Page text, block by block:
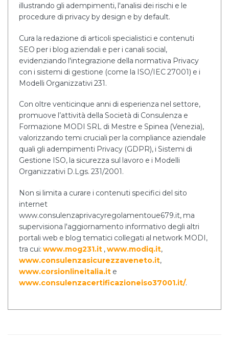
illustrando gli adempimenti, l'analisi dei rischi e le
procedure di privacy by design e by default.
Cura la redazione di articoli specialistici e contenuti
SEO per i blog aziendali e per i canali social,
evidenziando l'integrazione della normativa Privacy
con i sistemi di gestione (come la ISO/IEC 27001) e i
Modelli Organizzativi 231.
Con oltre venticinque anni di esperienza nel settore,
promuove l’attività della Società di Consulenza e
Formazione MODI SRL di Mestre e Spinea (Venezia),
valorizzando temi cruciali per la compliance aziendale
quali gli adempimenti Privacy (GDPR), i Sistemi di
Gestione ISO, la sicurezza sul lavoro e i Modelli
Organizzativi D.Lgs. 231/2001.
Non si limita a curare i contenuti specifici del sito
internet
www.consulenzaprivacyregolamentoue679.it, ma
supervisiona l'aggiornamento informativo degli altri
portali web e blog tematici collegati al network MODI,
tra cui: www.mog231.it ,www.modiq.it,
www.consulenzasicurezzaveneto.it,
www.corsionlineitalia.it e
www.consulenzacertificazioneiso37001.it/.